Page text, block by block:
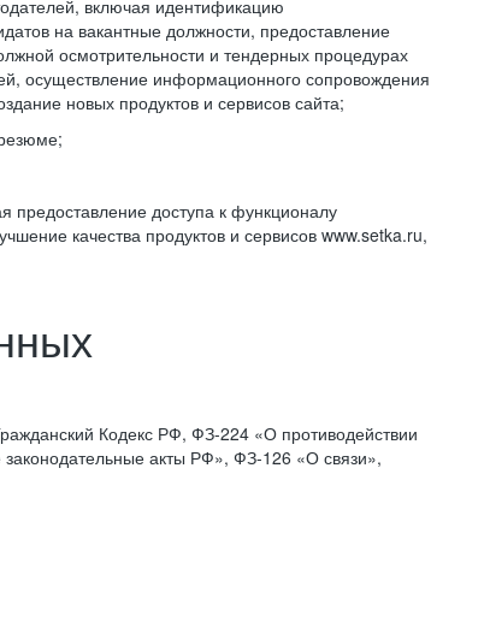
включая идентификацию
на вакантные должности, предоставление
осмотрительности и тендерных процедурах
осуществление информационного сопровождения
новых продуктов и сервисов сайта;
предоставление доступа к функционалу
качества продуктов и сервисов www.setka.ru,
Кодекс РФ, ФЗ-224 «О противодействии
акты РФ», ФЗ-126 «О связи»,